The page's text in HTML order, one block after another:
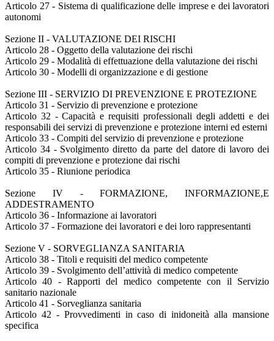
Articolo 27 - Sistema di qualificazione delle imprese e dei lavoratori
autonomi
Sezione II - VALUTAZIONE DEI RISCHI
Articolo 28 - Oggetto della valutazione dei rischi
Articolo 29 - Modalità di effettuazione della valutazione dei rischi
Articolo 30 - Modelli di organizzazione e di gestione
Sezione III - SERVIZIO DI PREVENZIONE E PROTEZIONE
Articolo 31 - Servizio di prevenzione e protezione
Articolo 32 - Capacità e requisiti professionali degli addetti e dei
responsabili dei servizi di prevenzione e protezione interni ed esterni
Articolo 33 - Compiti del servizio di prevenzione e protezione
Articolo 34 - Svolgimento diretto da parte del datore di lavoro dei
compiti di prevenzione e protezione dai rischi
Articolo 35 - Riunione periodica
Sezione IV - FORMAZIONE, INFORMAZIONE,E
ADDESTRAMENTO
Articolo 36 - Informazione ai lavoratori
Articolo 37 - Formazione dei lavoratori e dei loro rappresentanti
Sezione V - SORVEGLIANZA SANITARIA
Articolo 38 - Titoli e requisiti del medico competente
Articolo 39 - Svolgimento dell’attività di medico competente
Articolo 40 - Rapporti del medico competente con il Servizio
sanitario nazionale
Articolo 41 - Sorveglianza sanitaria
Articolo 42 - Provvedimenti in caso di inidoneità alla mansione
specifica